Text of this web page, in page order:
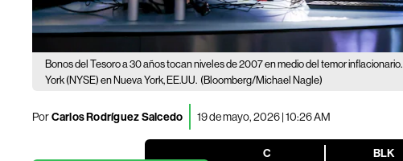
Bonos del Tesoro a 30 años tocan niveles de 2007 en medio del temor inflacionario.
York (NYSE) en Nueva York, EE.UU. (Bloomberg/Michael Nagle)
PorCarlos Rodríguez Salcedo 19 de mayo, 2026 | 10:26 AM
C BLK